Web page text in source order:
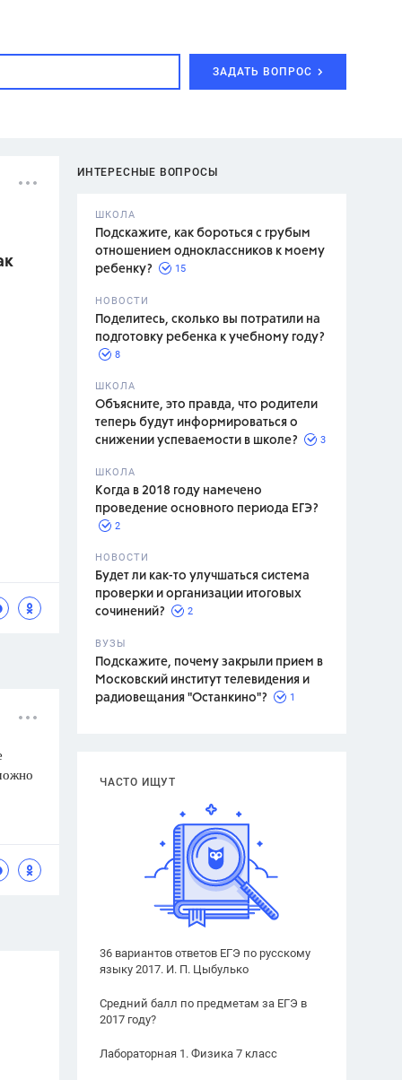
ЗАДАТЬ ВОПРОС
ИНТЕРЕСНЫЕ ВОПРОСЫ
ШКОЛА
Подскажите, как бороться с грубым
отношением одноклассников к моему
ребенку?
15
НОВОСТИ
Поделитесь, сколько вы потратили на
подготовку ребенка к учебному году?
8
ШКОЛА
Объясните, это правда, что родители
теперь будут информироваться о
снижении успеваемости в школе?
3
ШКОЛА
Когда в 2018 году намечено
проведение основного периода ЕГЭ?
2
НОВОСТИ
Будет ли как-то улучшаться система
проверки и организации итоговых
сочинений?
2
ВУЗЫ
Подскажите, почему закрыли прием в
Московский институт телевидения и
радиовещания "Останкино"?
1
ЧАСТО ИЩУТ
36 вариантов ответов ЕГЭ по русскому
языку 2017. И. П. Цыбулько
Средний балл по предметам за ЕГЭ в
2017 году?
Лабораторная 1. Физика 7 класс